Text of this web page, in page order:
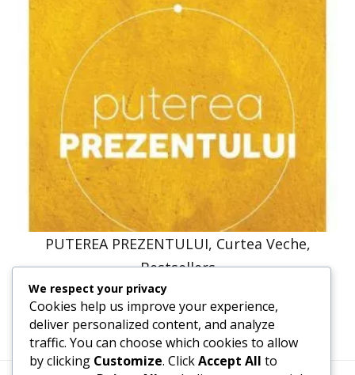
PUTEREA PREZENTULUI, Curtea Veche,
Bestsellers
58,14lei
We respect your privacy
Cookies help us improve your experience,
deliver personalized content, and analyze
traffic. You can choose which cookies to allow
by clicking Customize. ClickAccept All to